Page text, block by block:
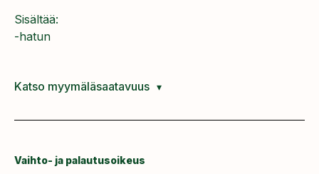
Sisältää:
-hatun
Katso myymäläsaatavuus
Vaihto- ja palautusoikeus